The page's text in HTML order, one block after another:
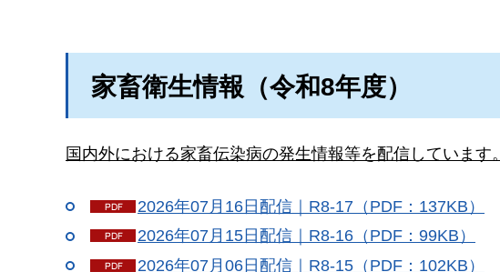
家畜衛生情報（令和8年度）
国内外における家畜伝染病の発生情報等を配信しています。
2026年07月16日配信｜R8-17（PDF：137KB）
2026年07月15日配信｜R8-16（PDF：99KB）
2026年07月06日配信｜R8-15（PDF：102KB）